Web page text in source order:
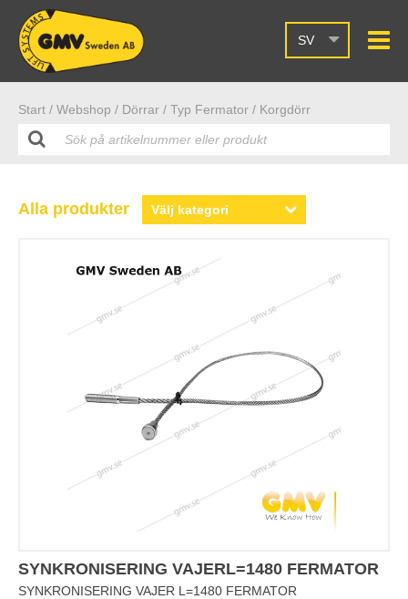
SV
Start / Webshop / Dörrar / Typ Fermator / Korgdörr
Alla produkter
SYNKRONISERING VAJERL=1480 FERMATOR
SYNKRONISERING VAJER L=1480 FERMATOR